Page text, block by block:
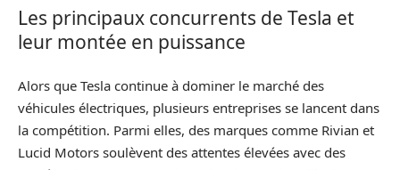
Les principaux concurrents de Tesla et
leur montée en puissance
Alors que Tesla continue à dominer le marché des
véhicules électriques, plusieurs entreprises se lancent dans
la compétition. Parmi elles, des marques comme Rivian et
Lucid Motors soulèvent des attentes élevées avec des